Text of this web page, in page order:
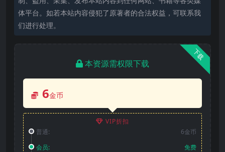
体平台。如若本站内容侵犯了原著者的合法权益，可联系我
们进行处理。
下载
本资源需权限下载
6金币
VIP折扣
普通:
6金币
会员:
免费